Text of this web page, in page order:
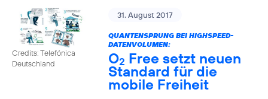
Credits: Telefónica
Deutschland
31. August 2017
QUANTENSPRUNG BEI HIGHSPEED-
DATENVOLUMEN:
O2 Free setzt neuen
Standard für die
mobile Freiheit